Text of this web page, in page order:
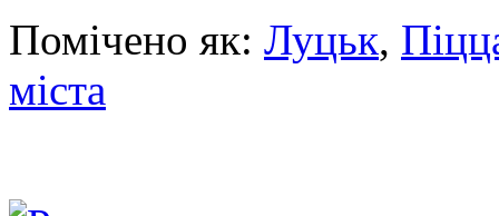
Помічено як: Луцьк,
міста